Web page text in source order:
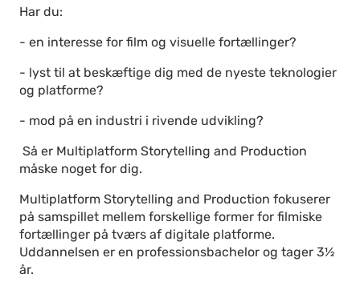
Har du:
- en interesse for film og visuelle fortællinger?
- lyst til at beskæftige dig med de nyeste teknologier
og platforme?
- mod på en industri i rivende udvikling?
Så er Multiplatform Storytelling and Production
måske noget for dig.
Multiplatform Storytelling and Production fokuserer
på samspillet mellem forskellige former for filmiske
fortællinger på tværs af digitale platforme.
Uddannelsen er en professionsbachelor og tager 3½
år.